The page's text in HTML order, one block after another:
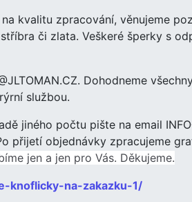
kvalitu zpracování, věnujeme
či zlata. Veškeré šperky s
Dohodneme
službou.
jiného počtu pište na email
přijetí objednávky zpracujeme
jen a jen pro Vás. Děkujeme.
knoflicky-na-zakazku-1/